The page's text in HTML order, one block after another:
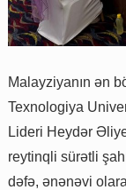
Malayziyanın ən
Texnologiya
Lideri Heydər
reytinqli sürətli
dəfə, ənənəvi